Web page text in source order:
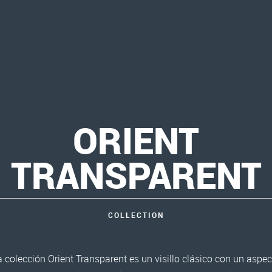
ORIENT
TRANSPARENT
COLLECTION
colección Orient Transparent es un visillo clásico con un